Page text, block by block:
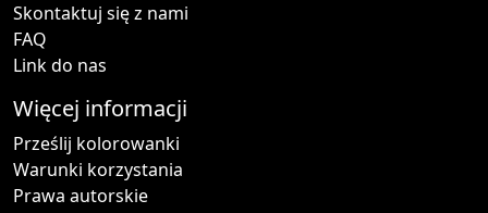
Skontaktuj się z nami
FAQ
Link do nas
Więcej informacji
Prześlij kolorowanki
Warunki korzystania
Prawa autorskie